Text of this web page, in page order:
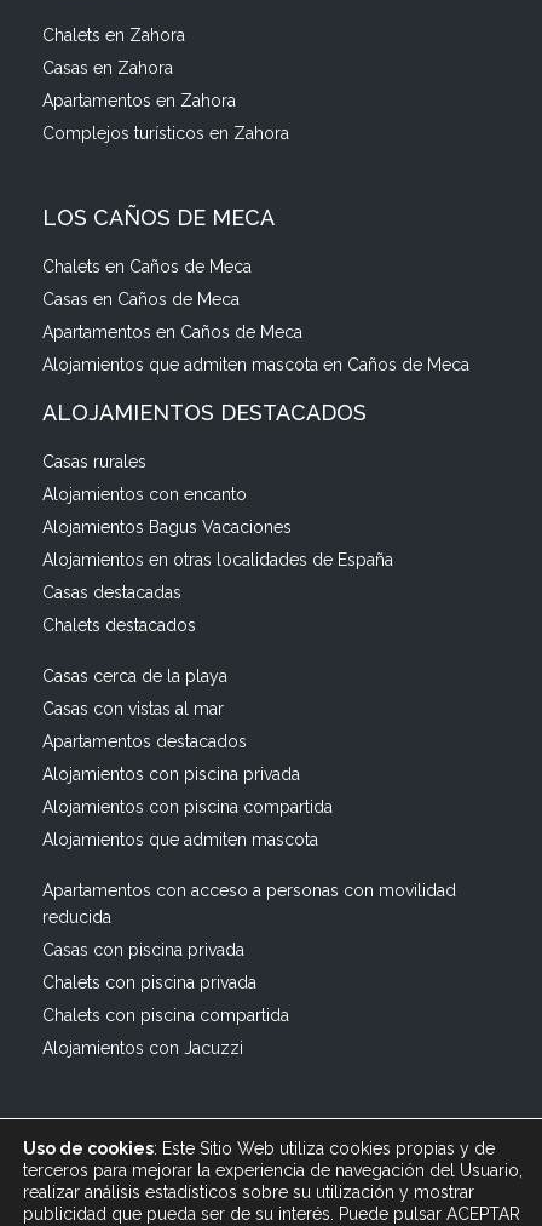
Chalets en Zahora
Casas en Zahora
Apartamentos en Zahora
Complejos turísticos en Zahora
LOS CAÑOS DE MECA
Chalets en Caños de Meca
Casas en Caños de Meca
Apartamentos en Caños de Meca
Alojamientos que admiten mascota en Caños de Meca
ALOJAMIENTOS DESTACADOS
Casas rurales
Alojamientos con encanto
Alojamientos Bagus Vacaciones
Alojamientos en otras localidades de España
Casas destacadas
Chalets destacados
Casas cerca de la playa
Casas con vistas al mar
Apartamentos destacados
Alojamientos con piscina privada
Alojamientos con piscina compartida
Alojamientos que admiten mascota
Apartamentos con acceso a personas con movilidad
reducida
Casas con piscina privada
Chalets con piscina privada
Chalets con piscina compartida
Alojamientos con Jacuzzi
© 2019 All rights reserved Bagus Vacaciones :: Alquiler
Uso de cookies: Este Sitio Web utiliza cookies propias y de
terceros para mejorar la experiencia de navegación del Usuario,
realizar análisis estadísticos sobre su utilización y mostrar
publicidad que pueda ser de su interés. Puede pulsar ACEPTAR